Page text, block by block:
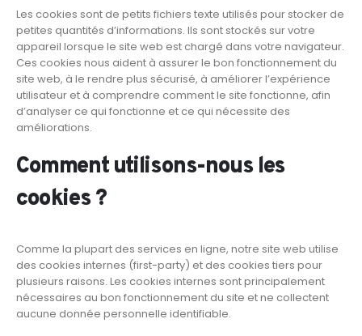
Les cookies sont de petits fichiers texte utilisés pour stocker de
petites quantités d’informations. Ils sont stockés sur votre
appareil lorsque le site web est chargé dans votre navigateur.
Ces cookies nous aident à assurer le bon fonctionnement du
site web, à le rendre plus sécurisé, à améliorer l’expérience
utilisateur et à comprendre comment le site fonctionne, afin
d’analyser ce qui fonctionne et ce qui nécessite des
améliorations.
Comment utilisons-nous les
cookies ?
Comme la plupart des services en ligne, notre site web utilise
des cookies internes (first-party) et des cookies tiers pour
plusieurs raisons. Les cookies internes sont principalement
nécessaires au bon fonctionnement du site et ne collectent
aucune donnée personnelle identifiable.